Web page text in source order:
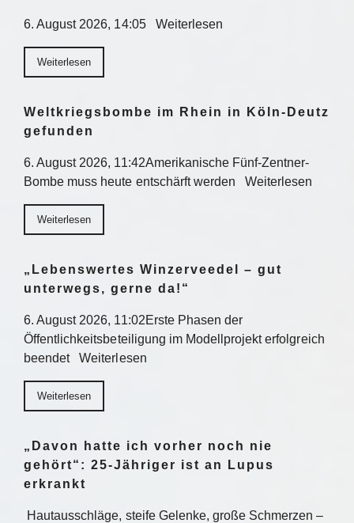
6. August 2026, 14:05 Weiterlesen
Weiterlesen
Weltkriegsbombe im Rhein in Köln-Deutz
gefunden
6. August 2026, 11:42Amerikanische Fünf-Zentner-
Bombe muss heute entschärft werden Weiterlesen
Weiterlesen
„Lebenswertes Winzerveedel – gut
unterwegs, gerne da!“
6. August 2026, 11:02Erste Phasen der
Öffentlichkeitsbeteiligung im Modellprojekt erfolgreich
beendet Weiterlesen
Weiterlesen
„Davon hatte ich vorher noch nie
gehört“: 25-Jähriger ist an Lupus
erkrankt
Hautausschläge, steife Gelenke, große Schmerzen –